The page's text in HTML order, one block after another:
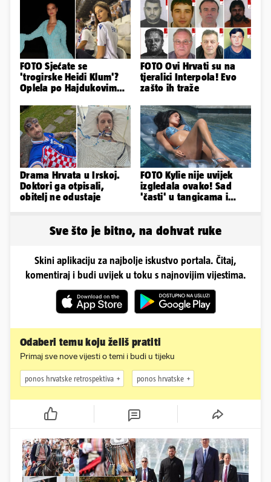
FOTO Sjećate se
'trogirske Heidi Klum'?
Oplela po Hajdukovim
Sramota'
FOTO Ovi Hrvati su na
tjeralici Interpola! Evo
zašto ih traže
Drama Hrvata u Irskoj.
Doktori ga otpisali,
obitelj ne odustaje
FOTO Kylie nije uvijek
izgledala ovako! Sad
'časti' u tangicama i
Sve što je bitno, na dohvat ruke
Skini aplikaciju za najbolje iskustvo portala. Čitaj,
komentiraj i budi uvijek u toku s najnovijim vijestima.
Odaberi temu koju želiš pratiti
Primaj sve nove vijesti o temi i budi u tijeku
ponos hrvatske retrospektiva ponos hrvatske